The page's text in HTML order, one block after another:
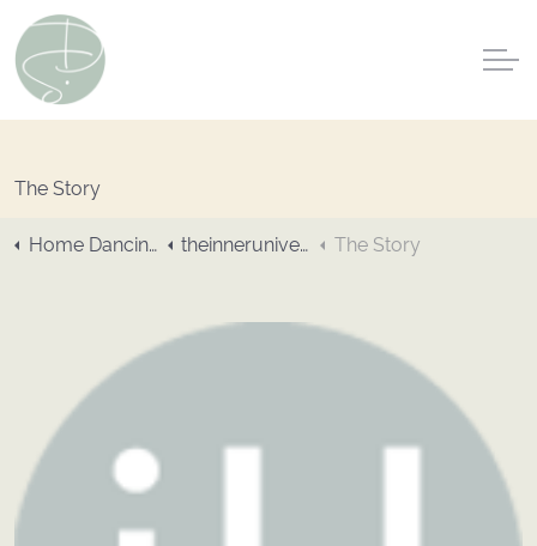
The Story
Home DancingSpaces theinneruniverse The Story